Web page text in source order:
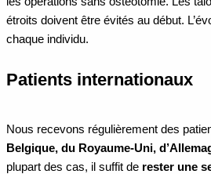
étroits doivent être évités au début.
chaque individu.
Patients internationaux
Nous recevons régulièrement des
Belgique, du Royaume-Uni,
plupart des cas, il suffit de rester une